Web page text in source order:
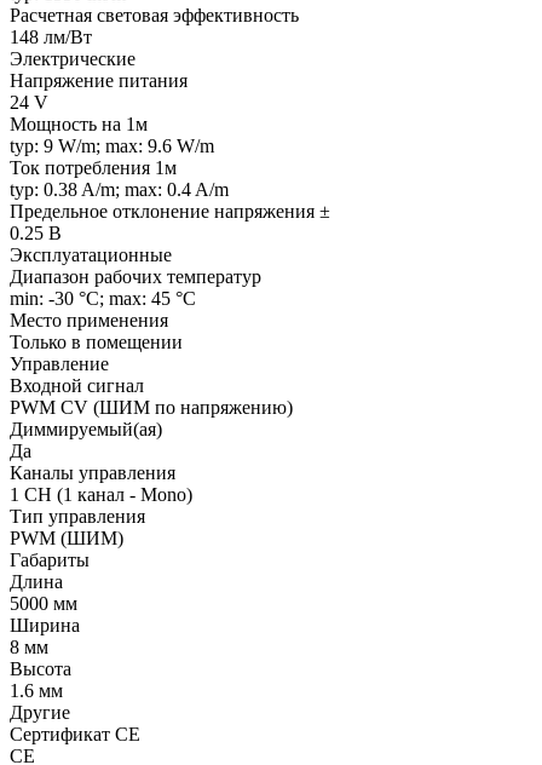
Расчетная световая эффективность
148 лм/Вт
Электрические
Напряжение питания
24 V
Мощность на 1м
typ: 9 W/m; max: 9.6 W/m
Ток потребления 1м
typ: 0.38 A/m; max: 0.4 A/m
Предельное отклонение напряжения ±
0.25 В
Эксплуатационные
Диапазон рабочих температур
min: -30 °C; max: 45 °C
Место применения
Только в помещении
Управление
Входной сигнал
PWM СV (ШИМ по напряжению)
Диммируемый(ая)
Да
Каналы управления
1 CH (1 канал - Mono)
Тип управления
PWM (ШИМ)
Габариты
Длина
5000 мм
Ширина
8 мм
Высота
1.6 мм
Другие
Сертификат CE
CE